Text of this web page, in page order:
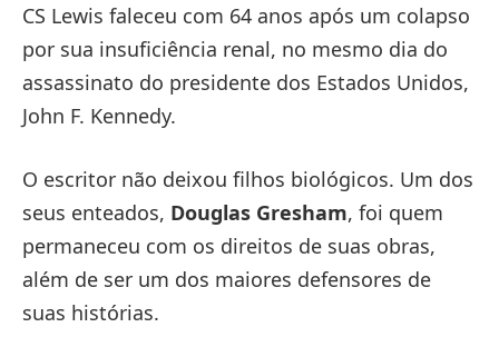
CS Lewis faleceu com 64 anos após um colapso
por sua insuficiência renal, no mesmo dia do
assassinato do presidente dos Estados Unidos,
John F. Kennedy.
O escritor não deixou filhos biológicos. Um dos
seus enteados, Douglas Gresham, foi quem
permaneceu com os direitos de suas obras,
além de ser um dos maiores defensores de
suas histórias.